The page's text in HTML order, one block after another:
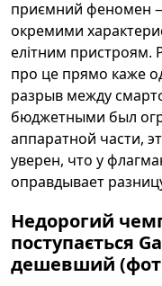
приємний феномен
окремими
елітним пристроям.
про це прямо каже
разрыв между
бюджетными был
аппаратной части,
уверен, что у
оправдывает
Недорогий
поступається
дешевший